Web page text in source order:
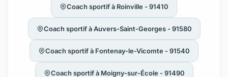
Coach sportif à Roinville - 91410
Coach sportif à Auvers-Saint-Georges - 91580
Coach sportif à Fontenay-le-Vicomte - 91540
Coach sportif à Moigny-sur-École - 91490